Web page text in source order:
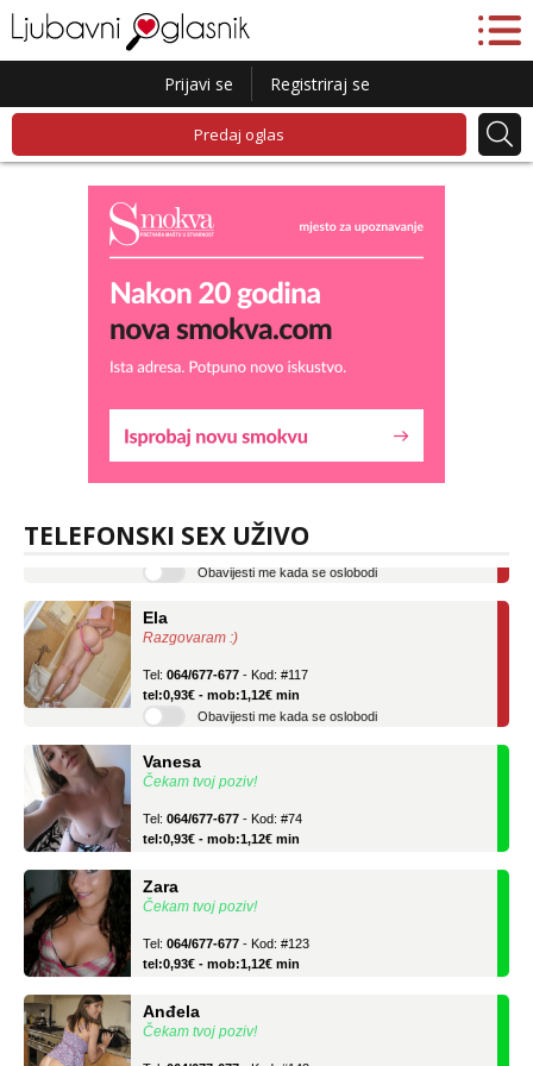
Prijavi se Registriraj se
Predaj oglas
TELEFONSKI SEX UŽIVO
Lucija
tel:0,93€ - mob:1,12€ min
Razgovaram :)
tel:0,93€ - mob:1,12€ min
Obavijesti me kada se oslobodi
Čekam tvoj poziv!
tel:0,93€ - mob:1,12€ min
Čekam tvoj poziv!
tel:0,93€ - mob:1,12€ min
Čekam tvoj poziv!